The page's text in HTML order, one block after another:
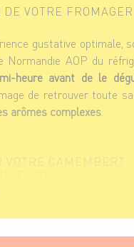
VOTRE FROMAGER
gustative optimale,
Normandie AOP du
heure avant de le
de retrouver toute
arômes complexes
VOTRE CAMEMBERT
bac à légumes.